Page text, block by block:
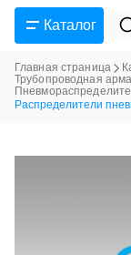
Каталог
Главная страница
Трубопроводная
Распределители